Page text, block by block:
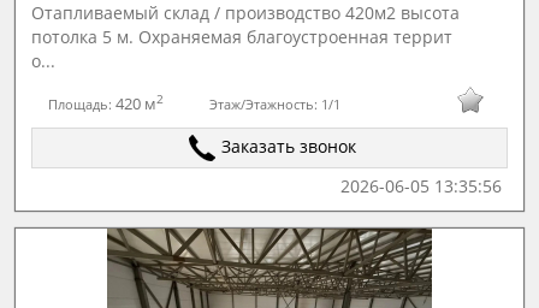
Отапливаемый склад / производство 420м2 высота
потолка 5 м. Охраняемая благоустроенная террит
о...
Площадь:420 м2 Этаж/Этажность: 1/1
Заказать звонок
2026-06-05 13:35:56